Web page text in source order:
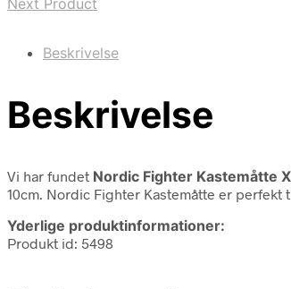
Beskrivelse
Beskrivelse
Vi har fundet Nordic Fighter Kastemåtte
10cm. Nordic Fighter Kastemåtte er
Yderlige produktinformationer:
Produkt id: 5498